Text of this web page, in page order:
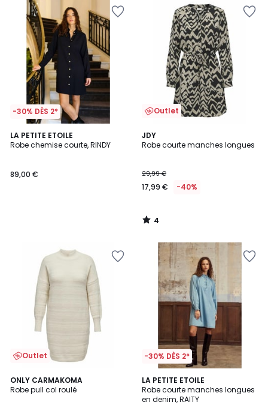
-30% DÈS 2*
LA PETITE ETOILE
Robe chemise courte, RINDY
89,00 €
Outlet
JDY
Robe courte manches longues
29,99 €
17,99 € -40%
4
/
4
/
Outlet
ONLY CARMAKOMA
Robe pull col roulé
4
/
-30% DÈS 2*
LA PETITE ETOILE
Robe courte manches longues
en denim, RAITY